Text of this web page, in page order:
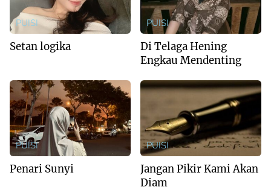
PUISI
Setan logika
PUISI
Di Telaga Hening
Engkau Mendenting
PUISI
Penari Sunyi
PUISI
Jangan Pikir Kami Akan
Diam